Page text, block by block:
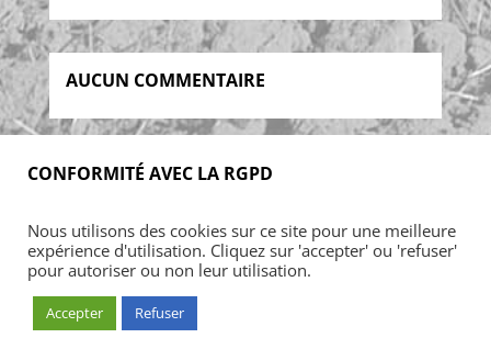
AUCUN COMMENTAIRE
Foires & manifestations
Petites annonces
Contact
Mon Compte
© ARMADA CONCEPT
CONFORMITÉ AVEC LA RGPD
Nous utilisons des cookies sur ce site pour une meilleure
expérience d'utilisation. Cliquez sur 'accepter' ou 'refuser'
pour autoriser ou non leur utilisation.
Accepter Refuser